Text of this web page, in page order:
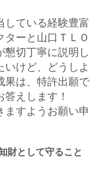
している経験豊富
ーと山口ＴＬＯ
切丁寧に説明し
いけど、どうしよ
果は、特許出願で
えします！
ますようお願い申
財として守ること